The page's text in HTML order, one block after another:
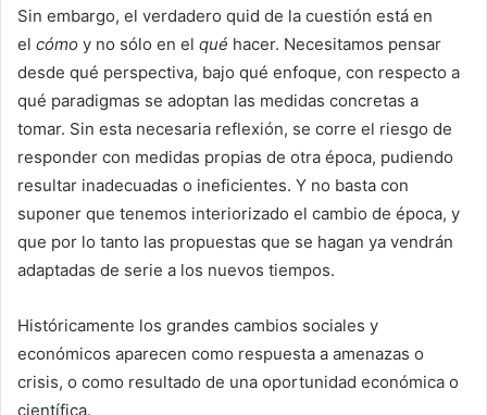
Sin embargo, el verdadero quid de la cuestión está en
el cómo y no sólo en el qué hacer. Necesitamos pensar
desde qué perspectiva, bajo qué enfoque, con respecto a
qué paradigmas se adoptan las medidas concretas a
tomar. Sin esta necesaria reflexión, se corre el riesgo de
responder con medidas propias de otra época, pudiendo
resultar inadecuadas o ineficientes. Y no basta con
suponer que tenemos interiorizado el cambio de época, y
que por lo tanto las propuestas que se hagan ya vendrán
adaptadas de serie a los nuevos tiempos.
Históricamente los grandes cambios sociales y
económicos aparecen como respuesta a amenazas o
crisis, o como resultado de una oportunidad económica o
científica.